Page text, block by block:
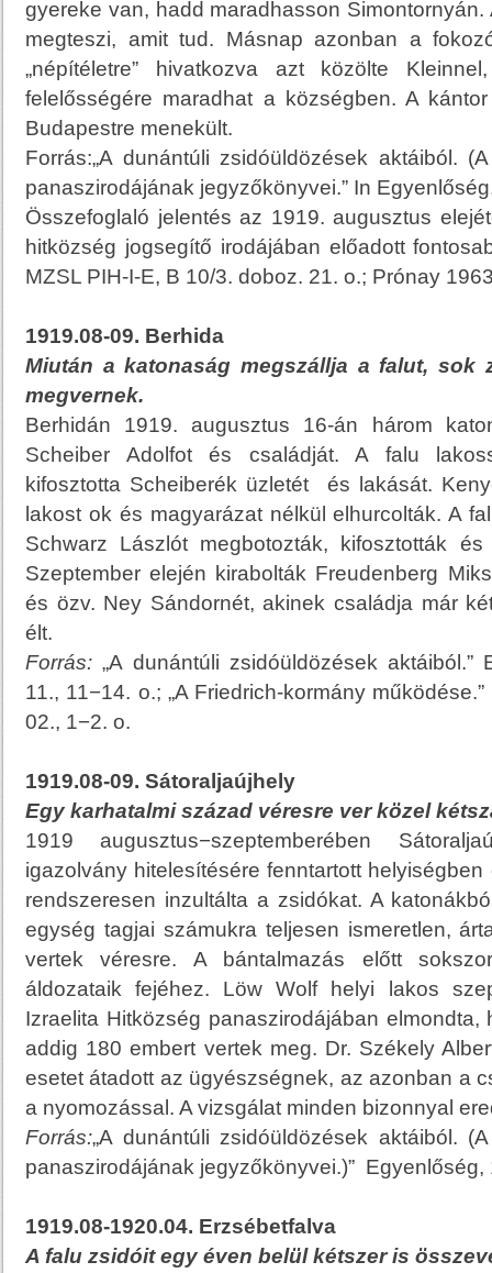
gyereke van, hadd maradhasson
megteszi, amit tud. Másnap azonban a
„népítéletre” hivatkozva azt közölte
felelősségére maradhat a községben. A
Budapestre menekült.
Forrás:„A dunántúli zsidóüldözések aktáiból.
panaszirodájának jegyzőkönyvei.” In
Összefoglaló jelentés az 1919. augusztus
hitközség jogsegítő irodájában előadott
MZSL PIH-I-E, B 10/3. doboz. 21. o.; Prónay
1919.08-09. Berhida
Miután a katonaság megszállja a falut, sok
megvernek.
Berhidán 1919. augusztus 16-án három
Scheiber Adolfot és családját. A falu
kifosztotta Scheiberék üzletét és lakását.
lakost ok és magyarázat nélkül elhurcolták. A
Schwarz Lászlót megbotozták, kifosztották és
Szeptember elején kirabolták Freudenberg
és özv. Ney Sándornét, akinek családja már
élt.
Forrás:„A dunántúli zsidóüldözések aktáiból.”
11., 11−14. o.; „A Friedrich-kormány
02., 1−2. o.
1919.08-09. Sátoraljaújhely
Egy karhatalmi század véresre ver közel
1919 augusztus−szeptemberében
igazolvány hitelesítésére fenntartott
rendszeresen inzultálta a zsidókat. A
egység tagjai számukra teljesen ismeretlen,
vertek véresre. A bántalmazás előtt
áldozataik fejéhez. Löw Wolf helyi lakos
Izraelita Hitközség panaszirodájában elmondta,
addig 180 embert vertek meg. Dr. Székely
esetet átadott az ügyészségnek, az azonban a
a nyomozással. A vizsgálat minden bizonnyal
Forrás:„A dunántúli zsidóüldözések aktáiból.
panaszirodájának jegyzőkönyvei.)”
1919.08-1920.04. Erzsébetfalva
A falu zsidóit egy éven belül kétszer is